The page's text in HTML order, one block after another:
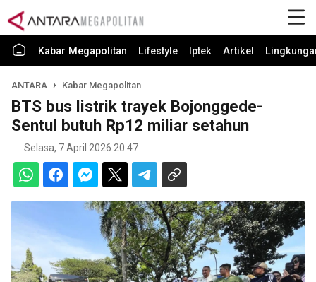
Kabar Megapolitan Lifestyle Iptek Artikel
ANTARA Kabar Megapolitan
BTS bus listrik trayek Bojonggede-
Sentul butuh Rp12 miliar setahun
Selasa, 7 April 2026 20:47